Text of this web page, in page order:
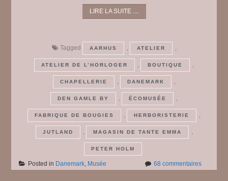
LIRE LA SUITE ....
Tagged AARHUS , ATELIER ,
ATELIER DE L’HORLOGER , BOUTIQUE ,
CHAPELLERIE , DANEMARK ,
DEN GAMLE BY , ÉCOMUSÉE ,
FABRIQUE DE BOUGIES , HERBORISTERIE ,
JUTLAND , MAGASIN DE TANTE EMMA ,
PETER HOLM
Posted in Danemark, Musée 68 commentairessur